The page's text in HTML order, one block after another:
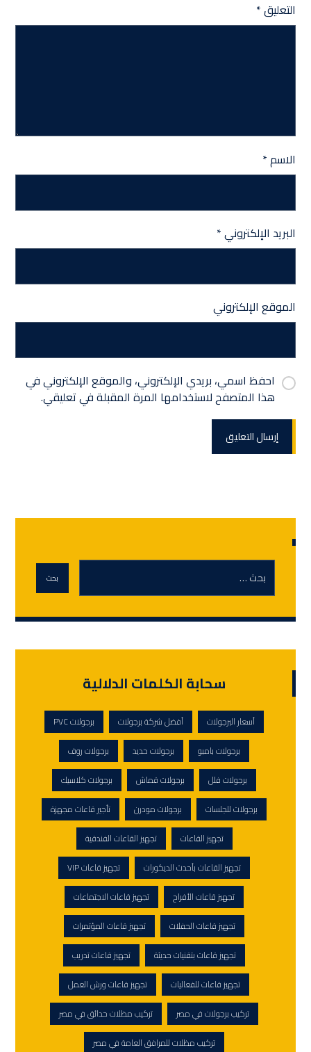
التعليق*
الاسم*
البريد الإلكتروني*
الموقع الإلكتروني
احفظ اسمي، بريدي الإلكتروني، والموقع الإلكتروني في
هذا المتصفح لاستخدامها المرة المقبلة في تعليقي.
سحابة الكلمات الدلالية
أسعار البرجولات أفضل شركة برجولات
برجولات PVC
برجولات بامبو
برجولات حديد
برجولات روف
برجولات فلل
برجولات قماش
برجولات كلاسيك
برجولات للجلسات
برجولات مودرن
تأجير قاعات مجهزة
تجهيز القاعات
تجهيز القاعات الفندقية
تجهيز القاعات بأحدث الديكورات
تجهيز قاعات VIP
تجهيز قاعات الأفراح
تجهيز قاعات الاجتماعات
تجهيز قاعات الحفلات
تجهيز قاعات المؤتمرات
تجهيز قاعات بتقنيات حديثة
تجهيز قاعات تدريب
تجهيز قاعات للفعاليات
تجهيز قاعات ورش العمل
تركيب برجولات في مصر
تركيب مظلات حدائق في مصر
تركيب مظلات للمرافق العامة في مصر